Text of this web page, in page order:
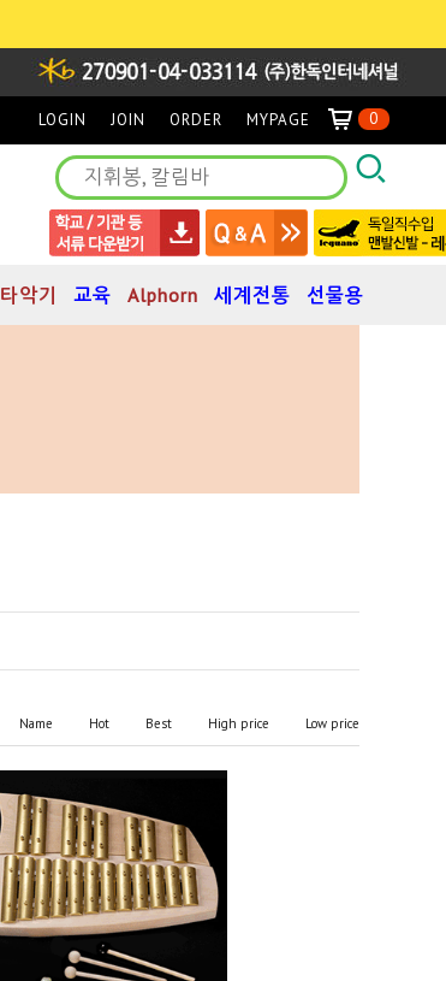
LOGIN JOIN ORDER MYPAGE 0
타악기 교육 Alphorn 세계전통 선물용
Name Hot Best High price Low price